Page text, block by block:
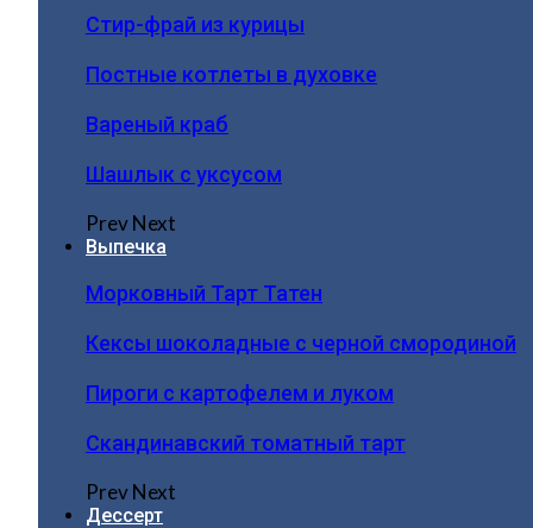
Стир-фрай из курицы
Постные котлеты в духовке
Вареный краб
Шашлык с уксусом
PrevNext
Выпечка
Морковный Тарт Татен
Кексы шоколадные с черной смородиной
Пироги c картофелем и луком
Скандинавский томатный тарт
PrevNext
Дессерт